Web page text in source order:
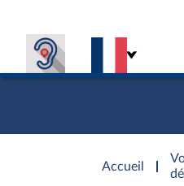
Accueil
d'accueil